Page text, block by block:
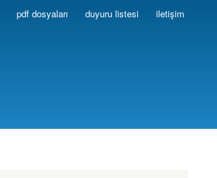
pdf dosyaları duyuru listesi iletişim